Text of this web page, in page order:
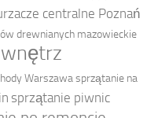
centralne Poznań
drewnianych mazowieckie
Warszawasprzątanie na
sprzątanie piwnic